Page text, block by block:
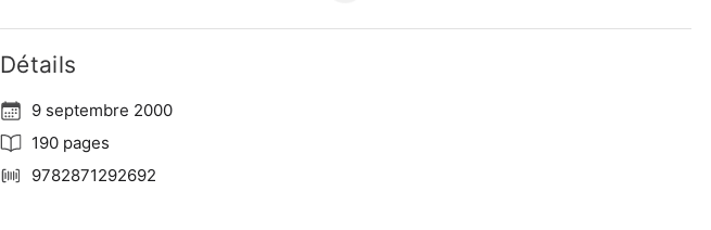
Détails
9 septembre 2000
190 pages
9782871292692